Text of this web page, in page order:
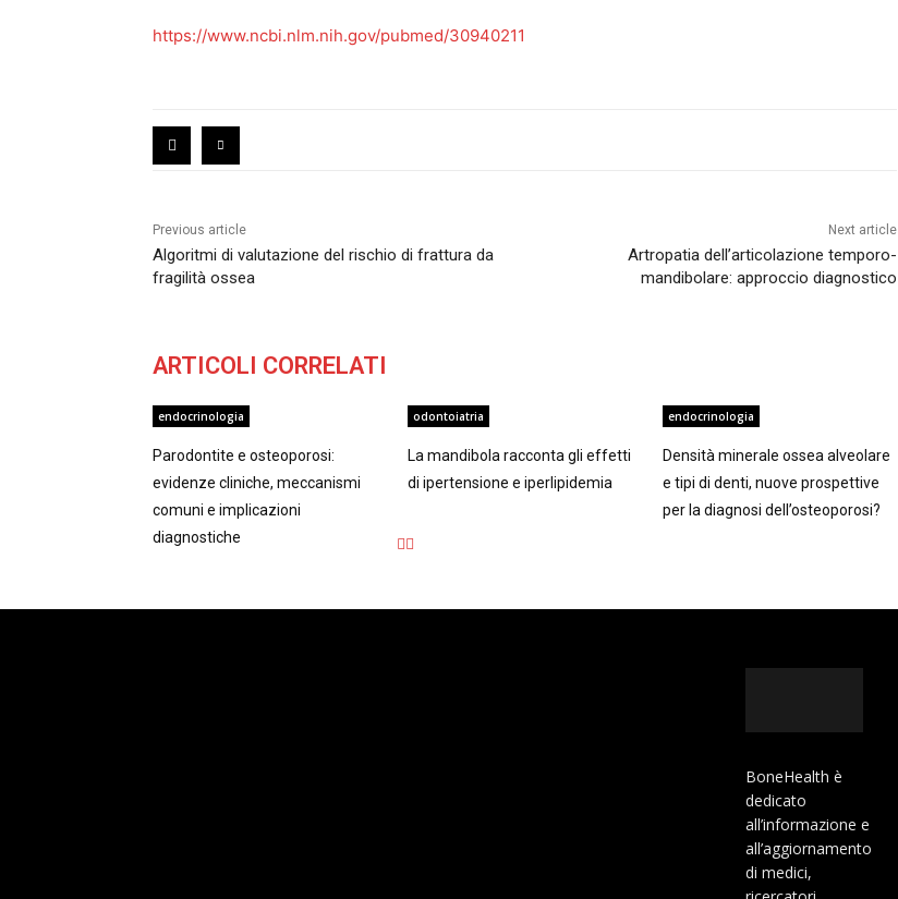
https://www.ncbi.nlm.nih.gov/pubmed/30940211
Previous article
Algoritmi di valutazione del rischio di frattura da
fragilità ossea
Next article
Artropatia dell’articolazione temporo-
mandibolare: approccio diagnostico
ARTICOLI CORRELATI
endocrinologia
Parodontite e osteoporosi:
evidenze cliniche, meccanismi
comuni e implicazioni
diagnostiche
odontoiatria
La mandibola racconta gli effetti
di ipertensione e iperlipidemia
endocrinologia
Densità minerale ossea alveolare
e tipi di denti, nuove prospettive
per la diagnosi dell’osteoporosi?
BoneHealth è
dedicato
all’informazione e
all’aggiornamento
di medici,